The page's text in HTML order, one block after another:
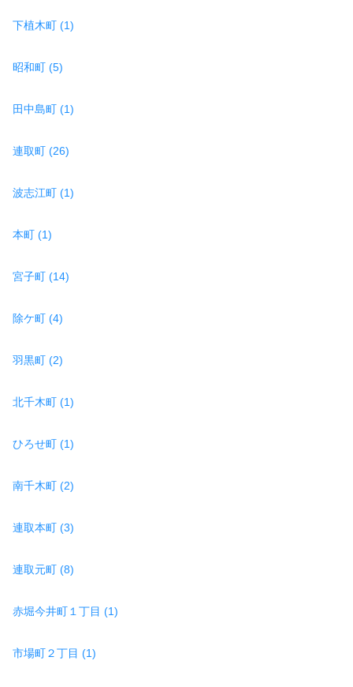
下植木町 (1)
昭和町 (5)
田中島町 (1)
連取町 (26)
波志江町 (1)
本町 (1)
宮子町 (14)
除ケ町 (4)
羽黒町 (2)
北千木町 (1)
ひろせ町 (1)
南千木町 (2)
連取本町 (3)
連取元町 (8)
赤堀今井町１丁目 (1)
市場町２丁目 (1)